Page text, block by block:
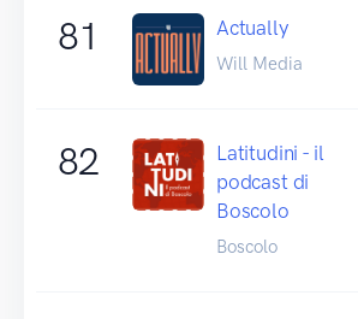
81 Actually
Will Media
82
Latitudini - il
podcast di
Boscolo
Boscolo